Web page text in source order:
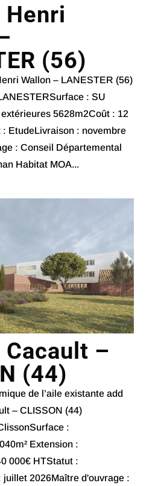
Henri
(56)
Wallon – LANESTER (56)
: SU
5628m2Coût : 12
EtudeLivraison : novembre
: Conseil Départemental
Habitat MOA...
–
(44)
de l’aile existante add
– CLISSON (44)
:
Extension :
000€ HTStatut :
2026Maître d'ouvrage :